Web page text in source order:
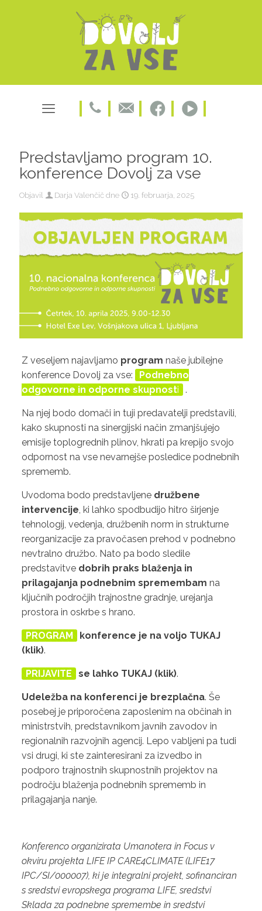
Predstavljamo program 10.
konference Dovolj za vse
Objavil Darja Valenčič dne 19. februarja, 2025
Z veseljem najavljamo program naše jubilejne
konference Dovolj za vse:
Podnebno
odgovorne in odporne skupnosti .
Na njej bodo domači in tuji predavatelji predstavili,
kako skupnosti na sinergijski način zmanjšujejo
emisije toplogrednih plinov, hkrati pa krepijo svojo
odpornost na vse nevarnejše posledice podnebnih
sprememb.
Uvodoma bodo predstavljene družbene
intervencije, ki lahko spodbudijo hitro širjenje
tehnologij, vedenja, družbenih norm in strukturne
reorganizacije za pravočasen prehod v podnebno
nevtralno družbo. Nato pa bodo sledile
predstavitve dobrih praks blaženja in
prilagajanja podnebnim spremembam na
ključnih področjih trajnostne gradnje, urejanja
prostora in oskrbe s hrano.
PROGRAM konference je na voljo TUKAJ
(klik).
PRIJAVITE se lahko TUKAJ (klik).
Udeležba na konferenci je brezplačna. Še
posebej je priporočena zaposlenim na občinah in
ministrstvih, predstavnikom javnih zavodov in
regionalnih razvojnih agencij. Lepo vabljeni pa tudi
vsi drugi, ki ste zainteresirani za izvedbo in
podporo trajnostnih skupnostnih projektov na
področju blaženja podnebnih sprememb in
prilagajanja nanje.
Konferenco organizirata Umanotera in Focus v
okviru projekta LIFE IP CARE4CLIMATE (LIFE17
IPC/SI/000007), ki je integralni projekt, sofinanciran
s sredstvi evropskega programa LIFE, sredstvi
Sklada za podnebne spremembe in sredstvi